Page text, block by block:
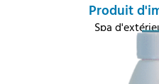
Produit
Spa